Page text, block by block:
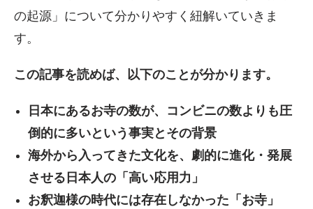
の起源」について分かりやすく紐解いていきま
す。
この記事を読めば、以下のことが分かります。
日本にあるお寺の数が、コンビニの数よりも圧
倒的に多いという事実とその背景
海外から入ってきた文化を、劇的に進化・発展
させる日本人の「高い応用力」
お釈迦様の時代には存在しなかった「お寺」